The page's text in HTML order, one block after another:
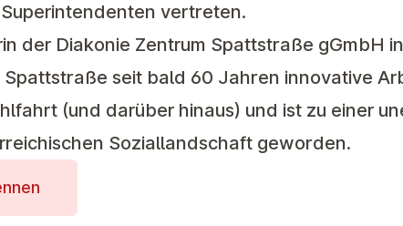
vertreten.
der Diakonie Zentrum Spattstraße gGmbH
seit bald 60 Jahren innovative
(und darüber hinaus) und ist zu einer
Soziallandschaft geworden.